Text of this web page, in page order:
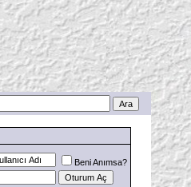
Beni Anımsa?